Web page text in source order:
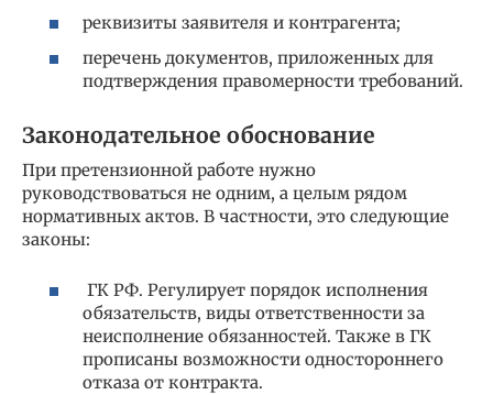
реквизиты заявителя и контрагента;
перечень документов, приложенных для
подтверждения правомерности требований.
Законодательное обоснование
При претензионной работе нужно
руководствоваться не одним, а целым рядом
нормативных актов. В частности, это следующие
законы:
ГК РФ. Регулирует порядок исполнения
обязательств, виды ответственности за
неисполнение обязанностей. Также в ГК
прописаны возможности одностороннего
отказа от контракта.